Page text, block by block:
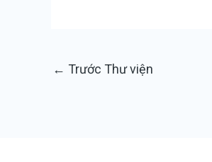
← Trước Thư viện